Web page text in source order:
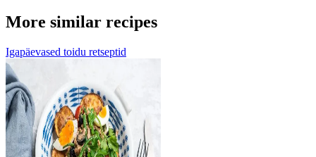
More similar recipes
Igapäevased toidu retseptid